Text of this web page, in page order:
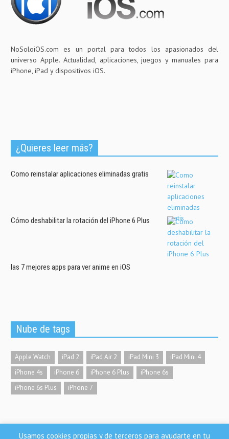
NoSoloiOS.com es un portal para todos los apasionados del
universo Apple. Actualidad, aplicaciones, juegos y manuales para
iPhone, iPad y dispositivos iOS.
¿Quieres leer más?
Como reinstalar aplicaciones eliminadas gratis
Cómo deshabilitar la rotación del iPhone 6 Plus
las 7 mejores apps para ver anime en iOS
Nube de tags
Apple Watch iPad 2 iPad Air 2 iPad Mini 3
iPad Mini 4
iPhone 4s
iPhone 6 iPhone 6 Plus
iPhone 6s
iPhone 6s Plus
iPhone 7
Usamos cookies propias y de terceros para ayudarte en tu